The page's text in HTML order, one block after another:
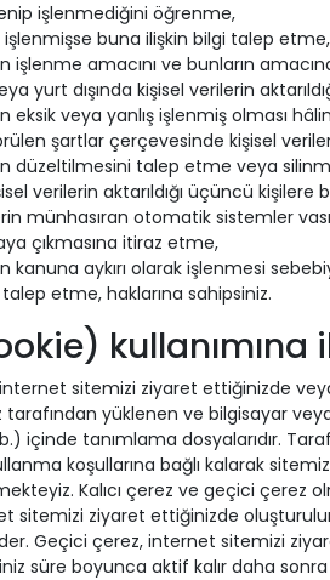
işlenmediğini öğrenme,
işlenmişse buna ilişkin bilgi talep etme,
işlenme amacını ve bunların
yurt dışında kişisel verilerin
eksik veya yanlış işlenmiş olması
şartlar çerçevesinde kişisel
düzeltilmesini talep etme veya
verilerin aktarıldığı üçüncü kişilere
münhasıran otomatik sistemler
çıkmasına itiraz etme,
kanuna aykırı olarak işlenmesi
etme, haklarına sahipsiniz.
kullanımına
sitemizi ziyaret ettiğinizde
tarafından yüklenen ve bilgisayar
içinde tanımlama dosyalarıdır.
koşullarına bağlı kalarak
Kalıcı çerez ve geçici çerez
sitemizi ziyaret ettiğinizde
Geçici çerez, internet sitemizi
süre boyunca aktif kalır daha sonra